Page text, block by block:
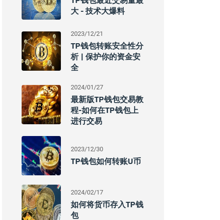
大 - 技术大爆料
2023/12/21
TP钱包转账安全性分
析 | 保护你的资金安
全
2024/01/27
最新版TP钱包交易教
程-如何在TP钱包上
进行交易
2023/12/30
TP钱包如何转账U币
2024/02/17
如何将货币存入TP钱
包